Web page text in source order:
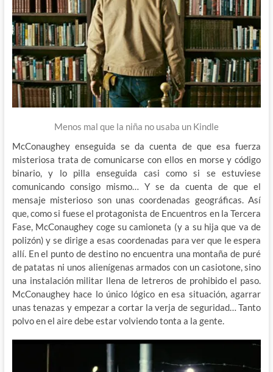
Menos mal que la niña no usaba un Kindle
McConaughey enseguida se da cuenta de que esa fuerza
misteriosa trata de comunicarse con ellos en morse y código
binario, y lo pilla enseguida casi como si se estuviese
comunicando consigo mismo… Y se da cuenta de que el
mensaje misterioso son unas coordenadas geográficas. Así
que, como si fuese el protagonista de Encuentros en la Tercera
Fase, McConaughey coge su camioneta (y a su hija que va de
polizón) y se dirige a esas coordenadas para ver que le espera
allí. En el punto de destino no encuentra una montaña de puré
de patatas ni unos alienígenas armados con un casiotone, sino
una instalación militar llena de letreros de prohibido el paso.
McConaughey hace lo único lógico en esa situación, agarrar
unas tenazas y empezar a cortar la verja de seguridad… Tanto
polvo en el aire debe estar volviendo tonta a la gente.